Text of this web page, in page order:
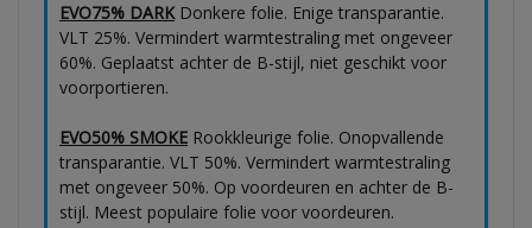
EVO75% DARKDonkere folie. Enige transparantie.
VLT 25%. Vermindert warmtestraling met ongeveer
60%. Geplaatst achter de B-stijl, niet geschikt voor
voorportieren.
EVO50% SMOKE Rookkleurige folie. Onopvallende
transparantie. VLT 50%. Vermindert warmtestraling
met ongeveer 50%. Op voordeuren en achter de B-
stijl. Meest populaire folie voor voordeuren.